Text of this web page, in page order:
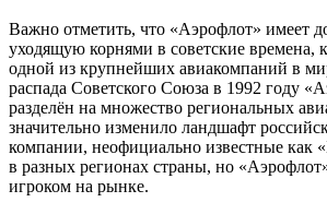
Важно отметить, что «Аэрофлот» имеет
уходящую корнями в советские времена,
одной из крупнейших авиакомпаний в
распада Советского Союза в 1992 году
разделён на множество региональных
значительно изменило ландшафт
компании, неофициально известные как
в разных регионах страны, но
игроком на рынке.